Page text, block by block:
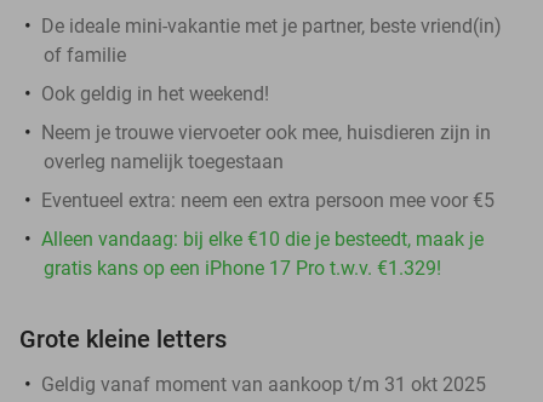
De ideale mini-vakantie met je partner, beste vriend(in)
of familie
Ook geldig in het weekend!
Neem je trouwe viervoeter ook mee, huisdieren zijn in
overleg namelijk toegestaan
Eventueel extra: neem een extra persoon mee voor €5
Alleen vandaag: bij elke €10 die je besteedt, maak je
gratis kans op een iPhone 17 Pro t.w.v. €1.329!
Grote kleine letters
Geldig vanaf moment van aankoop t/m 31 okt 2025